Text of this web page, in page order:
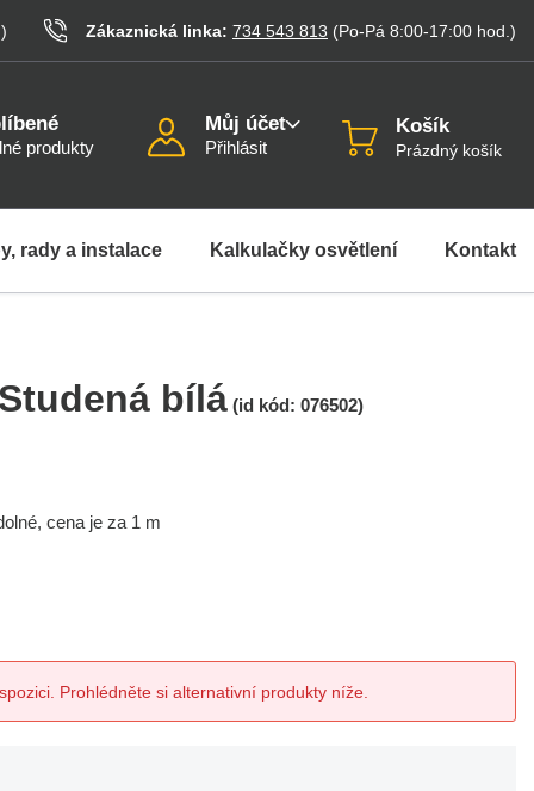
) Zákaznická linka: 734 543 813 (Po-Pá 8:00-17:00 hod. )
produkty
Můj účet
Přihlásit
Košík
Prázdný košík
rady a instalace Kalkulačky osvětlení Kontakt
bílá (id kód: 076502)
cena je za 1 m
Prohlédněte si alternativní produkty níže.